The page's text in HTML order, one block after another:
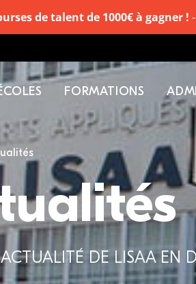
DE LISAA EN
FORMATIONS
de talent de 1000€ à gagner !